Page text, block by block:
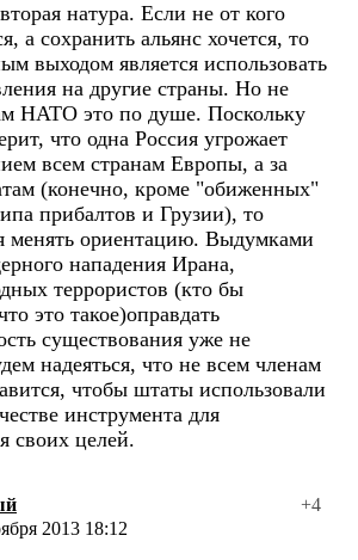
натура. Если не от кого
а сохранить альянс хочется, то
выходом является использовать
на другие страны. Но не
НАТО это по душе. Поскольку
что одна Россия угрожает
всем странам Европы, а за
(конечно, кроме "обиженных"
прибалтов и Грузии), то
менять ориентацию. Выдумками
нападения Ирана,
террористов (кто бы
это такое)оправдать
существования уже не
надеяться, что не всем членам
чтобы штаты использовали
инструмента для
своих целей.
+4
2013 18:12